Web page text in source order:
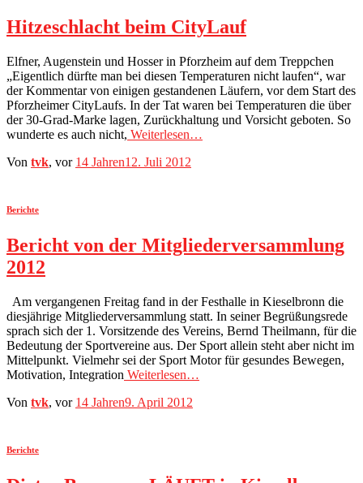
Hitzeschlacht beim CityLauf
Elfner, Augenstein und Hosser in Pforzheim auf dem Treppchen
„Eigentlich dürfte man bei diesen Temperaturen nicht laufen“, war
der Kommentar von einigen gestandenen Läufern, vor dem Start des
Pforzheimer CityLaufs. In der Tat waren bei Temperaturen die über
der 30-Grad-Marke lagen, Zurückhaltung und Vorsicht geboten. So
wunderte es auch nicht, Weiterlesen…
Von tvk, vor 14 Jahren12. Juli 2012
Berichte
Bericht von der Mitgliederversammlung
2012
Am vergangenen Freitag fand in der Festhalle in Kieselbronn die
diesjährige Mitgliederversammlung statt. In seiner Begrüßungsrede
sprach sich der 1. Vorsitzende des Vereins, Bernd Theilmann, für die
Bedeutung der Sportvereine aus. Der Sport allein steht aber nicht im
Mittelpunkt. Vielmehr sei der Sport Motor für gesundes Bewegen,
Motivation, Integration Weiterlesen…
Von tvk, vor 14 Jahren9. April 2012
Berichte